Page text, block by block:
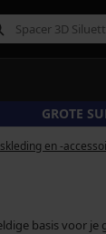
GROTE
en -
basis voor